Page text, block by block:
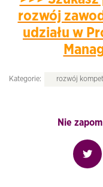
rozwój
udziału w
Kategorie: rozwój
Nie